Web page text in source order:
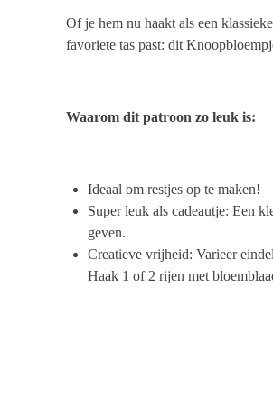
Of je hem nu haakt als een
favoriete tas past: dit
Waarom dit patroon zo leuk is:
Ideaal om restjes op te maken!
Super leuk als cadeautje: Een
geven.
Creatieve vrijheid: Varieer
Haak 1 of 2 rijen met